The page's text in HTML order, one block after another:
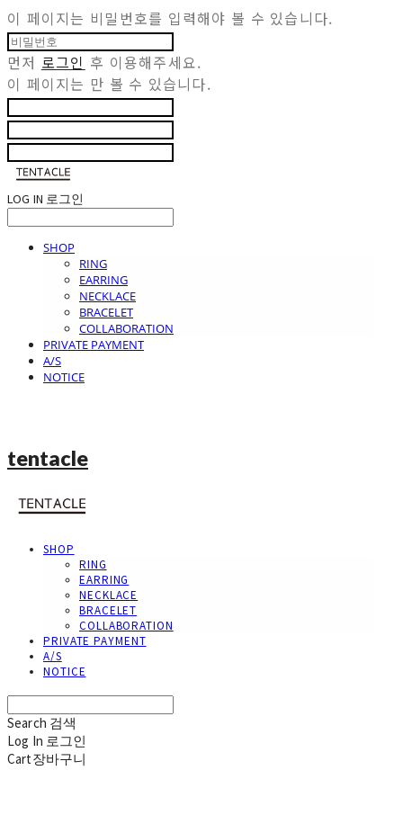
이 페이지는 비밀번호를 입력해야 볼 수 있습니다.
먼저 로그인 후 이용해주세요.
이 페이지는 만 볼 수 있습니다.
LOG IN 로그인
SHOP
RING
EARRING
NECKLACE
BRACELET
COLLABORATION
PRIVATE PAYMENT
A/S
NOTICE
tentacle
SHOP
RING
EARRING
NECKLACE
BRACELET
COLLABORATION
PRIVATE PAYMENT
A/S
NOTICE
Search 검색
Log In 로그인
Cart장바구니